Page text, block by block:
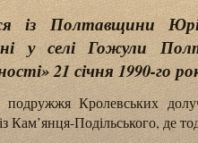
із Полтавщини
у селі Гожули
21 січня 1990-го
подружжя Кролевських
Кам’янця-Подільського, де